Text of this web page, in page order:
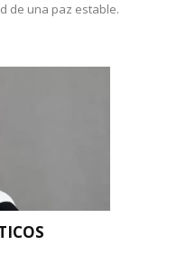
de una paz estable.